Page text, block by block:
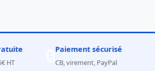
HT
Paiement sécurisé
CB, virement, PayPal